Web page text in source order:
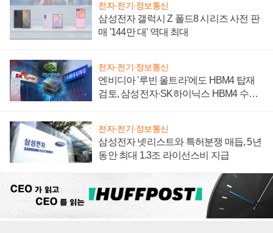
전자·전기·정보통신
삼성전자 갤럭시 Z 폴드8 시리즈 사전 판
매 '144만 대' 역대 최대
전자·전기·정보통신
엔비디아 '루빈 울트라'에도 HBM4 탑재
검토, 삼성전자·SK하이닉스 HBM4 수율
전자·전기·정보통신
삼성전자 넷리스트와 특허분쟁 매듭, 5년
동안 최대 1.3조 라이선스비 지급